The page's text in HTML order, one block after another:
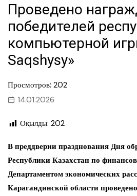
Проведено
победителей
компьютерной
Saqshysy»
Просмотров: 202
14.01.2026
Оқылды: 202
В преддверии празднования Дня
Республики Казахстан по
Департаментом экономических
Карагандинской области